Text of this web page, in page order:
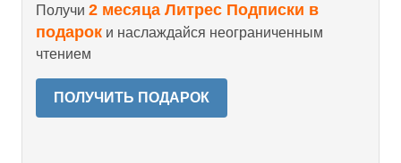
Получи 2 месяца Литрес Подписки в
подарок и наслаждайся неограниченным
чтением
ПОЛУЧИТЬ ПОДАРОК